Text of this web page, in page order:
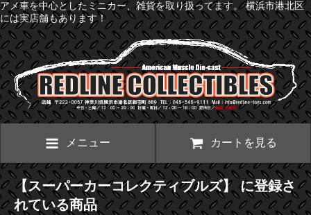
アメ車を中心としたミニカー、雑貨を取り扱ってます。 横浜市港北区
には実店舗もあります！
メニュー カートを見る
【スーパーカーコレクティブルズ】 に登録さ
れている商品